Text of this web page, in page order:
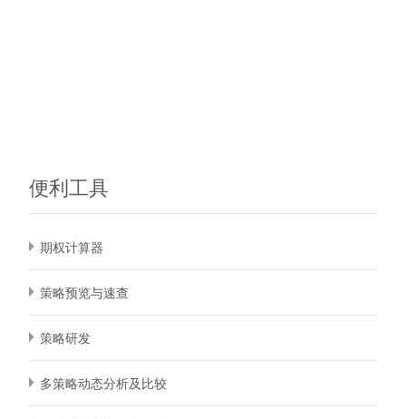
便利工具
期权计算器
策略预览与速查
策略研发
多策略动态分析及比较